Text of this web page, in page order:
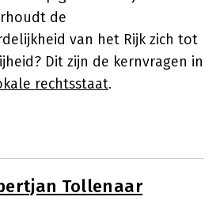
de
van het Rijk zich tot
Dit zijn de kernvragen in
rechtsstaat.
Tollenaar